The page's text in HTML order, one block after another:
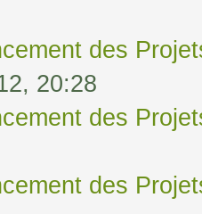
des
20:28
des
des